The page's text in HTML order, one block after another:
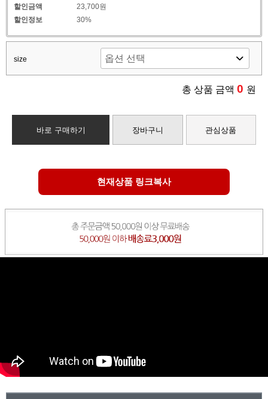
할인금액
23,700원
할인정보
30%
size
총 상품 금액 0 원
바로 구매하기 장바구니 관심상품
현재상품 링크복사